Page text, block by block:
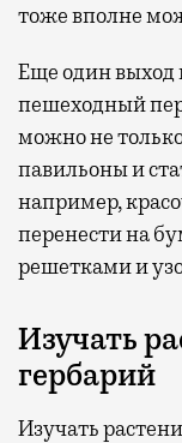
тоже вполне
Еще один выход
пешеходный
можно не
павильоны и
например,
перенести на
решетками и
Изучать
гербарий
Изучать